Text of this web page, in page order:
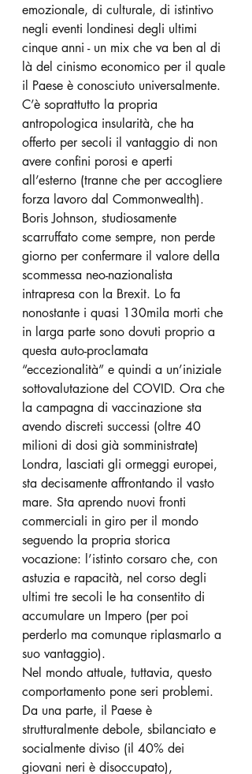
emozionale, di culturale, di istintivo
negli eventi londinesi degli ultimi
cinque anni - un mix che va ben al di
là del cinismo economico per il quale
il Paese è conosciuto universalmente.
C’è soprattutto la propria
antropologica insularità, che ha
offerto per secoli il vantaggio di non
avere confini porosi e aperti
all’esterno (tranne che per accogliere
forza lavoro dal Commonwealth).
Boris Johnson, studiosamente
scarruffato come sempre, non perde
giorno per confermare il valore della
scommessa neo-nazionalista
intrapresa con la Brexit. Lo fa
nonostante i quasi 130mila morti che
in larga parte sono dovuti proprio a
questa auto-proclamata
“eccezionalità” e quindi a un’iniziale
sottovalutazione del COVID. Ora che
la campagna di vaccinazione sta
avendo discreti successi (oltre 40
milioni di dosi già somministrate)
Londra, lasciati gli ormeggi europei,
sta decisamente affrontando il vasto
mare. Sta aprendo nuovi fronti
commerciali in giro per il mondo
seguendo la propria storica
vocazione: l’istinto corsaro che, con
astuzia e rapacità, nel corso degli
ultimi tre secoli le ha consentito di
accumulare un Impero (per poi
perderlo ma comunque riplasmarlo a
suo vantaggio).
Nel mondo attuale, tuttavia, questo
comportamento pone seri problemi.
Da una parte, il Paese è
strutturalmente debole, sbilanciato e
socialmente diviso (il 40% dei
giovani neri è disoccupato),